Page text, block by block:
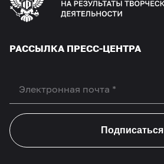
РАССЫЛКА ПРЕСС-ЦЕНТРА
Подписаться